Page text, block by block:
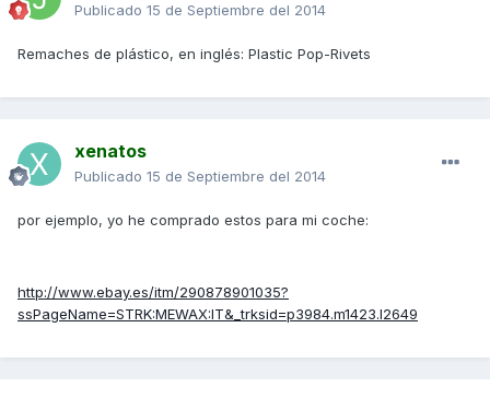
Publicado 15 de Septiembre del 2014
Remaches de plástico, en inglés: Plastic Pop-Rivets
xenatos
Publicado 15 de Septiembre del 2014
por ejemplo, yo he comprado estos para mi coche:
http://www.ebay.es/itm/290878901035?
ssPageName=STRK:MEWAX:IT&_trksid=p3984.m1423.l2649